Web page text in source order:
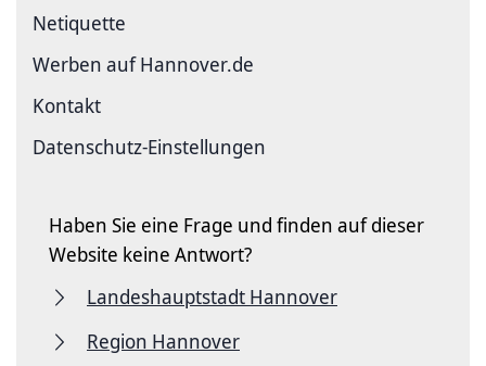
Netiquette
Werben auf Hannover.de
Kontakt
Datenschutz-Einstellungen
Haben Sie eine Frage und finden auf dieser
Website keine Antwort?
Landeshauptstadt Hannover
Region Hannover